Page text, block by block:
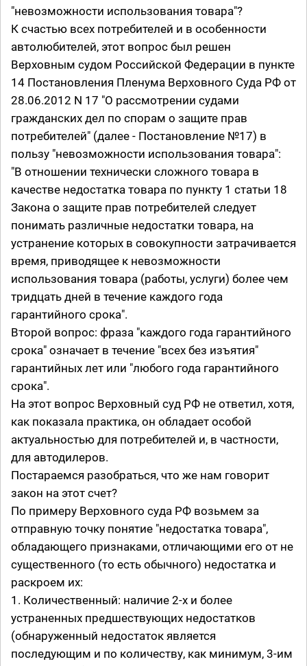
"невозможности использования товара"?
К счастью всех потребителей и в особенности
автолюбителей, этот вопрос был решен
Верховным судом Российской Федерации в пункте
14 Постановления Пленума Верховного Суда РФ от
28.06.2012 N 17 "О рассмотрении судами
гражданских дел по спорам о защите прав
потребителей" (далее - Постановление №17) в
пользу "невозможности использования товара":
"В отношении технически сложного товара в
качестве недостатка товара по пункту 1 статьи 18
Закона о защите прав потребителей следует
понимать различные недостатки товара, на
устранение которых в совокупности затрачивается
время, приводящее к невозможности
использования товара (работы, услуги) более чем
тридцать дней в течение каждого года
гарантийного срока".
Второй вопрос: фраза "каждого года гарантийного
срока" означает в течение "всех без изъятия"
гарантийных лет или "любого года гарантийного
срока".
На этот вопрос Верховный суд РФ не ответил, хотя,
как показала практика, он обладает особой
актуальностью для потребителей и, в частности,
для автодилеров.
Постараемся разобраться, что же нам говорит
закон на этот счет?
По примеру Верховного суда РФ возьмем за
отправную точку понятие "недостатка товара",
обладающего признаками, отличающими его от не
существенного (то есть обычного) недостатка и
раскроем их:
1. Количественный: наличие 2-х и более
устраненных предшествующих недостатков
(обнаруженный недостаток является
последующим и по количеству, как минимум, 3-им